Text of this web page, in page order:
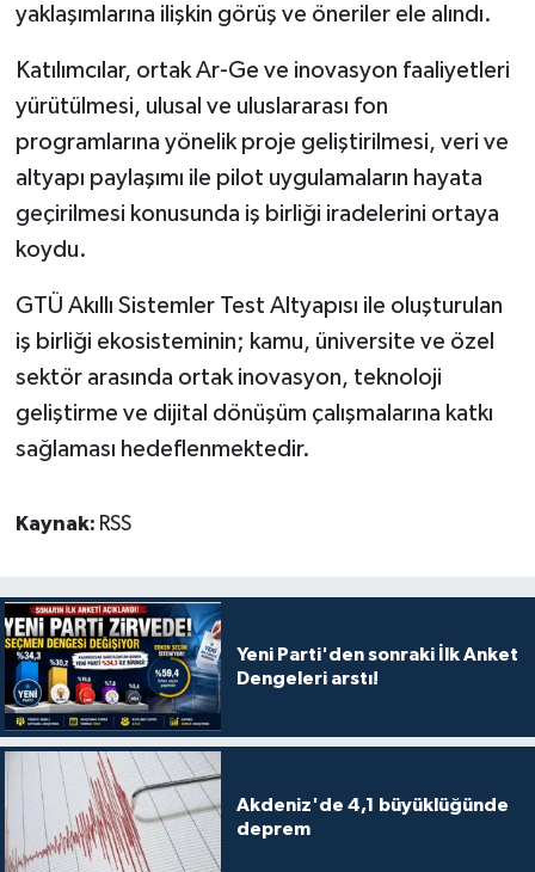
yaklaşımlarına ilişkin görüş ve öneriler ele alındı.
Katılımcılar, ortak Ar-Ge ve inovasyon faaliyetleri
yürütülmesi, ulusal ve uluslararası fon
programlarına yönelik proje geliştirilmesi, veri ve
altyapı paylaşımı ile pilot uygulamaların hayata
geçirilmesi konusunda iş birliği iradelerini ortaya
koydu.
GTÜ Akıllı Sistemler Test Altyapısı ile oluşturulan
iş birliği ekosisteminin; kamu, üniversite ve özel
sektör arasında ortak inovasyon, teknoloji
geliştirme ve dijital dönüşüm çalışmalarına katkı
sağlaması hedeflenmektedir.
Kaynak: RSS
Yeni Parti'den sonraki İlk Anket
Dengeleri arstı!
Akdeniz'de 4,1 büyüklüğünde
deprem